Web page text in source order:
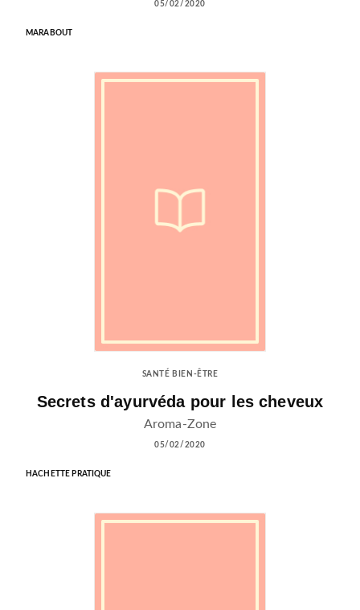
05/02/2020
MARABOUT
SANTÉ BIEN-ÊTRE
Secrets d'ayurvéda pour les cheveux
Aroma-Zone
05/02/2020
HACHETTE PRATIQUE